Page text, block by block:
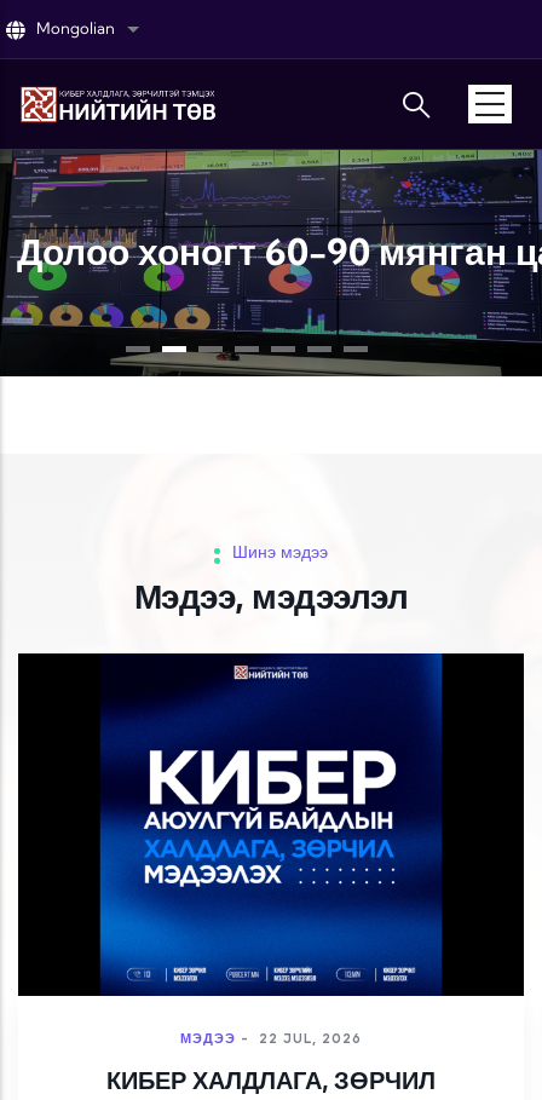
Skip to main content
Mongolian List additional actions
Долоо хоногт 60-90 мянган
Шинэ мэдээ
Мэдээ, мэдээлэл
МЭДЭЭ - 22 JUL, 2026
КИБЕР ХАЛДЛАГА, ЗӨРЧИЛ